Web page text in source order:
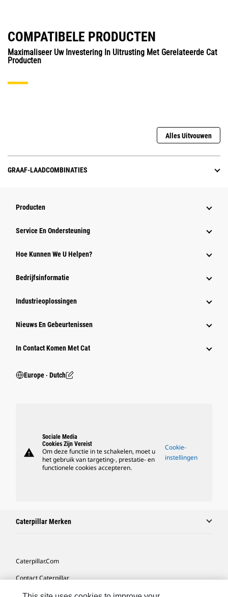
COMPATIBELE PRODUCTEN
Maximaliseer Uw Investering In Uitrusting Met Gerelateerde Cat
Producten
Alles Uitvouwen
GRAAF-LAADCOMBINATIES
Producten
Service En Ondersteuning
Hoe Kunnen We U Helpen?
Bedrijfsinformatie
Industrieoplossingen
Nieuws En Gebeurtenissen
In Contact Komen Met Cat
Europe ‧ Dutch
warning
Sociale Media
Cookies Zijn Vereist
Om deze functie in te schakelen, moet u
het gebruik van targeting-, prestatie- en
functionele cookies accepteren.
Cookie-
instellingen
Caterpillar Merken
Caterpillar.com
Contact Caterpillar
Mijn Marketingvoorkeuren